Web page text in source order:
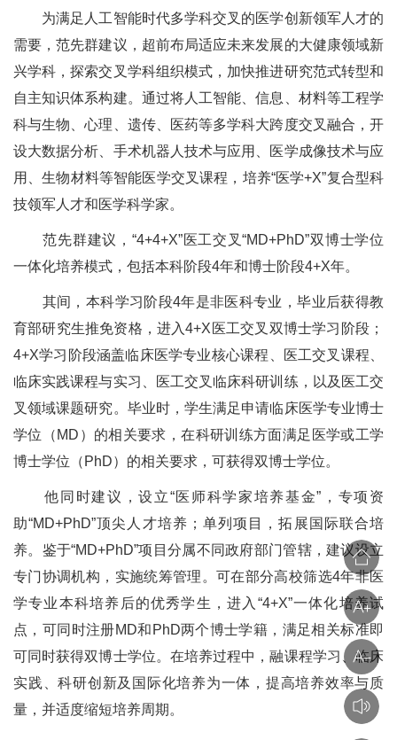
为满足人工智能时代多学科交叉的医学创新领军人才的
需要，范先群建议，超前布局适应未来发展的大健康领域新
兴学科，探索交叉学科组织模式，加快推进研究范式转型和
自主知识体系构建。通过将人工智能、信息、材料等工程学
科与生物、心理、遗传、医药等多学科大跨度交叉融合，开
设大数据分析、手术机器人技术与应用、医学成像技术与应
用、生物材料等智能医学交叉课程，培养“医学+X”复合型科
技领军人才和医学科学家。
范先群建议，“4+4+X”医工交叉“MD+PhD”双博士学位
一体化培养模式，包括本科阶段4年和博士阶段4+X年。
其间，本科学习阶段4年是非医科专业，毕业后获得教
育部研究生推免资格，进入4+X医工交叉双博士学习阶段；
4+X学习阶段涵盖临床医学专业核心课程、医工交叉课程、
临床实践课程与实习、医工交叉临床科研训练，以及医工交
叉领域课题研究。毕业时，学生满足申请临床医学专业博士
学位（MD）的相关要求，在科研训练方面满足医学或工学
博士学位（PhD）的相关要求，可获得双博士学位。
他同时建议，设立“医师科学家培养基金”，专项资
助“MD+PhD”顶尖人才培养；单列项目，拓展国际联合培
养。鉴于“MD+PhD”项目分属不同政府部门管辖，建议设立
专门协调机构，实施统筹管理。可在部分高校筛选4年非医
学专业本科培养后的优秀学生，进入“4+X”一体化培养试
点，可同时注册MD和PhD两个博士学籍，满足相关标准即
可同时获得双博士学位。在培养过程中，融课程学习、临床
实践、科研创新及国际化培养为一体，提高培养效率与质
量，并适度缩短培养周期。